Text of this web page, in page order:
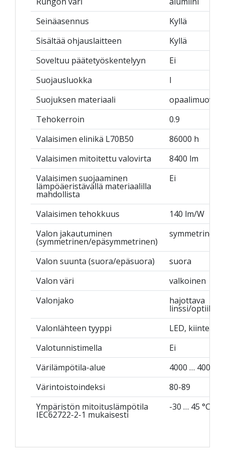
Seinäasennus
Kyllä
Sisältää ohjauslaitteen
Kyllä
Soveltuu päätetyöskentelyyn
Ei
Suojausluokka
I
Suojuksen materiaali
opaalimuovi
Tehokerroin
0.9
Valaisimen elinikä L70B50
86000 h
Valaisimen mitoitettu valovirta
8400 lm
Valaisimen suojaaminen
lämpöäeristävällä materiaalilla
mahdollista
Ei
Valaisimen tehokkuus
140 lm/W
Valon jakautuminen
(symmetrinen/epäsymmetrinen)
symmetrinen
Valon suunta (suora/epäsuora)
suora
Valon väri
valkoinen
Valonjako
hajottava
linssi/
Valonlähteen tyyppi
LED, kiinteä
Valotunnistimella
Ei
Värilämpötila-alue
4000 … 4000 K
Värintoistoindeksi
80-89
Ympäristön mitoituslämpötila
IEC62722-2-1 mukaisesti
-30 … 45 °C